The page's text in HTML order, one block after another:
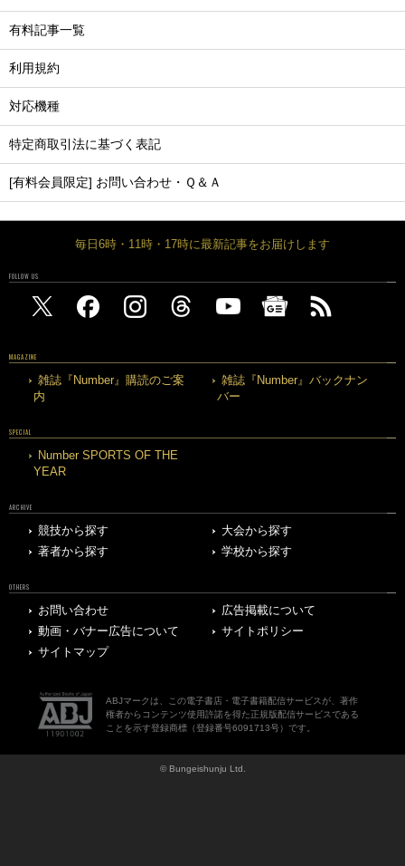
有料記事一覧
利用規約
対応機種
特定商取引法に基づく表記
[有料会員限定] お問い合わせ・Ｑ＆Ａ
毎日6時・11時・17時に最新記事をお届けします
FOLLOW US
MAGAZINE
雑誌『Number』購読のご案
内
雑誌『Number』バックナン
バー
SPECIAL
Number SPORTS OF THE
YEAR
ARCHIVE
競技から探す
大会から探す
著者から探す
学校から探す
OTHERS
お問い合わせ
広告掲載について
動画・バナー広告について
サイトポリシー
サイトマップ
ABJマークは、この電子書店・電子書籍配信サービスが、著作
権者からコンテンツ使用許諾を得た正規版配信サービスである
ことを示す登録商標（登録番号6091713号）です。
© Bungeishunju Ltd.